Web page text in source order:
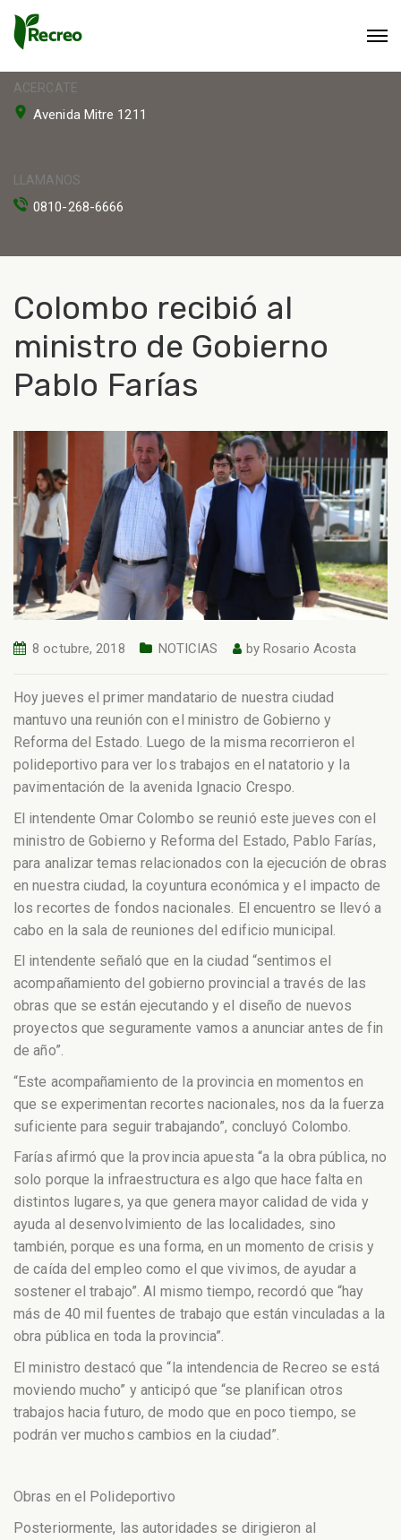
ACERCATE
Avenida Mitre 1211
LLAMANOS
0810-268-6666
Colombo recibió al
ministro de Gobierno
Pablo Farías
8 octubre, 2018 NOTICIAS by Rosario Acosta
Hoy jueves el primer mandatario de nuestra ciudad
mantuvo una reunión con el ministro de Gobierno y
Reforma del Estado. Luego de la misma recorrieron el
polideportivo para ver los trabajos en el natatorio y la
pavimentación de la avenida Ignacio Crespo.
El intendente Omar Colombo se reunió este jueves con el
ministro de Gobierno y Reforma del Estado, Pablo Farías,
para analizar temas relacionados con la ejecución de obras
en nuestra ciudad, la coyuntura económica y el impacto de
los recortes de fondos nacionales. El encuentro se llevó a
cabo en la sala de reuniones del edificio municipal.
El intendente señaló que en la ciudad “sentimos el
acompañamiento del gobierno provincial a través de las
obras que se están ejecutando y el diseño de nuevos
proyectos que seguramente vamos a anunciar antes de fin
de año”.
“Este acompañamiento de la provincia en momentos en
que se experimentan recortes nacionales, nos da la fuerza
suficiente para seguir trabajando”, concluyó Colombo.
Farías afirmó que la provincia apuesta “a la obra pública, no
solo porque la infraestructura es algo que hace falta en
distintos lugares, ya que genera mayor calidad de vida y
ayuda al desenvolvimiento de las localidades, sino
también, porque es una forma, en un momento de crisis y
de caída del empleo como el que vivimos, de ayudar a
sostener el trabajo”. Al mismo tiempo, recordó que “hay
más de 40 mil fuentes de trabajo que están vinculadas a la
obra pública en toda la provincia”.
El ministro destacó que “la intendencia de Recreo se está
moviendo mucho” y anticipó que “se planifican otros
trabajos hacia futuro, de modo que en poco tiempo, se
podrán ver muchos cambios en la ciudad”.
Obras en el Polideportivo
Posteriormente, las autoridades se dirigieron al